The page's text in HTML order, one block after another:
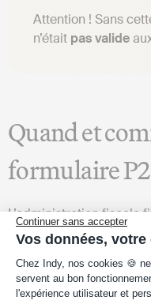
Continuer sans accepter
Vos données, votre
Plateforme de
Chez Indy, nos cookies 🍪
servent au bon
l'expérience utilisateur et
Attention ! Sans
n’était pas valide
Quand et
formulaire
L’administration fiscale
délai de 30 jours après
d’activité pour envoyer
Concrètement :